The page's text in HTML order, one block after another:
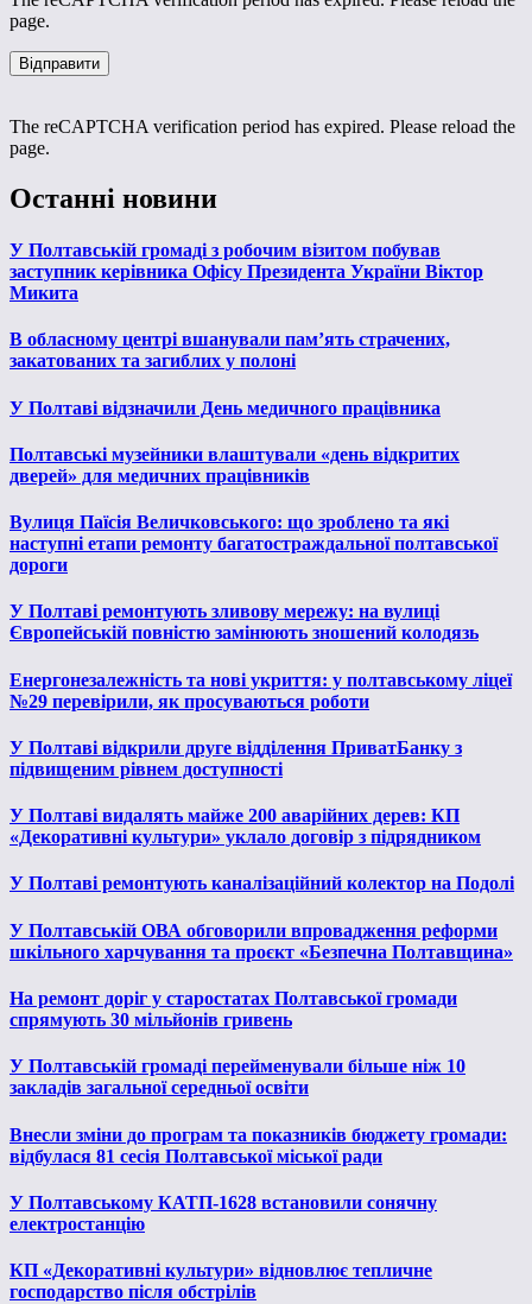
page.
The reCAPTCHA verification period has expired. Please reload the
page.
Останні новини
У Полтавській громаді з робочим візитом побував
заступник керівника Офісу Президента України Віктор
Микита
В обласному центрі вшанували пам’ять страчених,
закатованих та загиблих у полоні
У Полтаві відзначили День медичного працівника
Полтавські музейники влаштували «день відкритих
дверей» для медичних працівників
Вулиця Паїсія Величковського: що зроблено та які
наступні етапи ремонту багатостраждальної полтавської
дороги
У Полтаві ремонтують зливову мережу: на вулиці
Європейській повністю замінюють зношений колодязь
Енергонезалежність та нові укриття: у полтавському ліцеї
№29 перевірили, як просуваються роботи
У Полтаві відкрили друге відділення ПриватБанку з
підвищеним рівнем доступності
У Полтаві видалять майже 200 аварійних дерев: КП
«Декоративні культури» уклало договір з підрядником
У Полтаві ремонтують каналізаційний колектор на Подолі
У Полтавській ОВА обговорили впровадження реформи
шкільного харчування та проєкт «Безпечна Полтавщина»
На ремонт доріг у старостатах Полтавської громади
спрямують 30 мільйонів гривень
У Полтавській громаді перейменували більше ніж 10
закладів загальної середньої освіти
Внесли зміни до програм та показників бюджету громади:
відбулася 81 сесія Полтавської міської ради
У Полтавському КАТП-1628 встановили сонячну
електростанцію
КП «Декоративні культури» відновлює тепличне
господарство після обстрілів